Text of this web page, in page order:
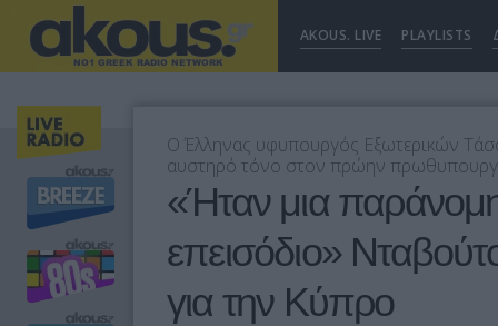
AKOUS. LIVE PLAYLISTS
Ο Έλληνας υφυπουργός Εξωτερικών
αυστηρό τόνο στον πρώην
«Ήταν μια
επεισόδιο»
για την Κύπρο